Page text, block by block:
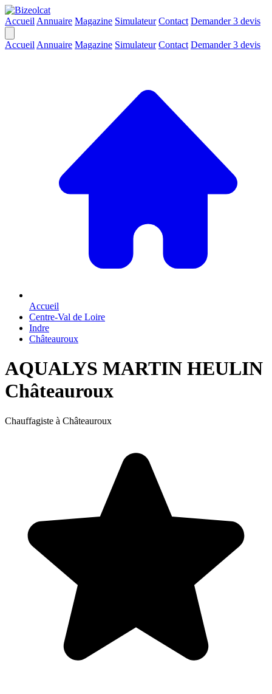
Accueil Annuaire Magazine Simulateur Contact Demander 3 devis
Accueil Annuaire Magazine Simulateur Contact Demander 3 devis
Accueil
Centre-Val de Loire
Indre
Châteauroux
AQUALYS MARTIN HEULIN
Châteauroux
Chauffagiste à Châteauroux